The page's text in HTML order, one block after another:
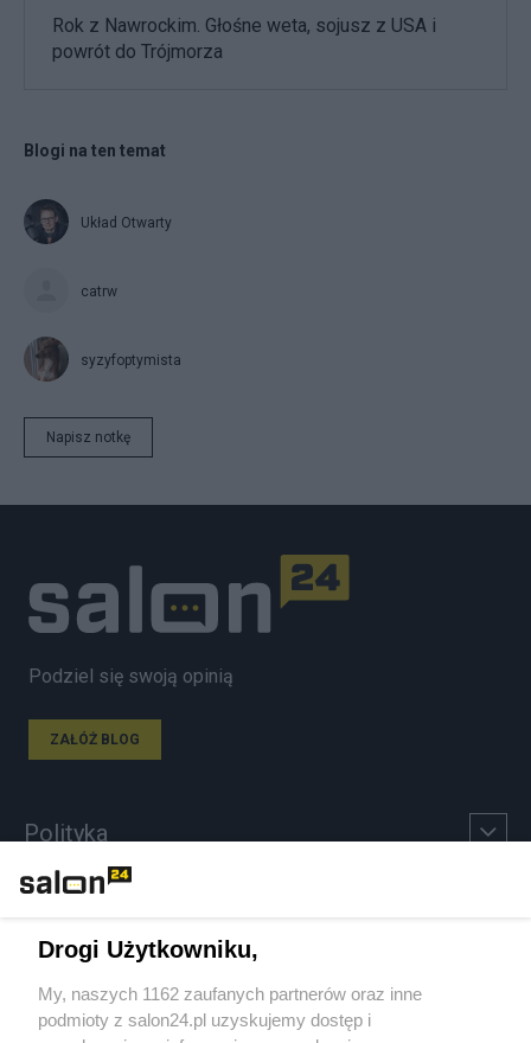
Rok z Nawrockim. Głośne weta, sojusz z USA i
powrót do Trójmorza
Blogi na ten temat
Układ Otwarty
catrw
syzyfoptymista
Napisz notkę
Podziel się swoją opinią
ZAŁÓŻ BLOG
Polityka
Gospodarka
Rozmaitości
Technologie
Drogi Użytkowniku,
My, naszych 1162 zaufanych partnerów oraz inne
podmioty z salon24.pl uzyskujemy dostęp i